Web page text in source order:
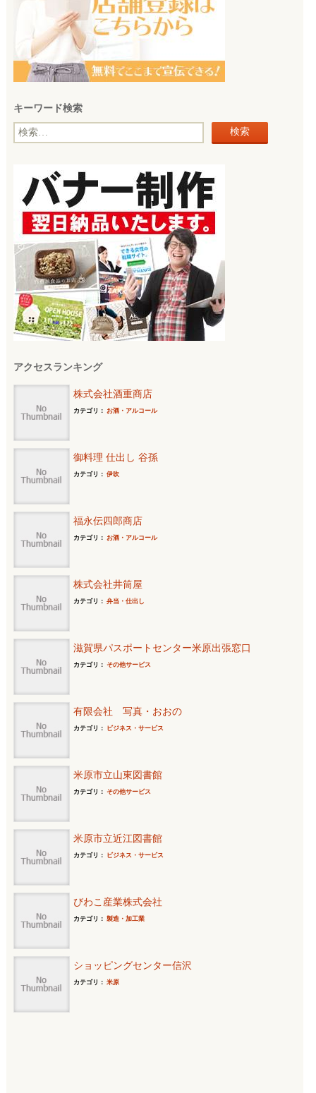
キーワード検索
検
アクセスランキング
株式会社酒重商店
カテゴリ： お酒・アルコール
御料理 仕出し 谷孫
カテゴリ： 伊吹
福永伝四郎商店
カテゴリ： お酒・アルコール
株式会社井筒屋
カテゴリ： 弁当・仕出し
滋賀県パスポートセンター米原出張窓口
カテゴリ： その他サービス
有限会社 写真・おおの
カテゴリ： ビジネス・サービス
米原市立山東図書館
カテゴリ： その他サービス
米原市立近江図書館
カテゴリ： ビジネス・サービス
びわこ産業株式会社
カテゴリ： 製造・加工業
ショッピングセンター信沢
カテゴリ： 米原